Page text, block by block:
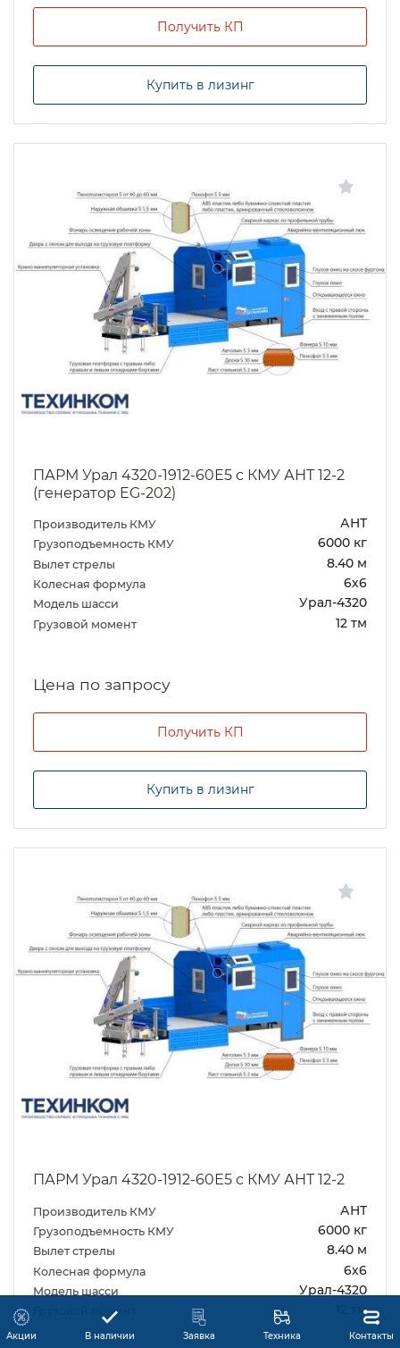
Получить КП
Купить в лизинг
ПАРМ Урал 4320-1912-60Е5 с КМУ АНТ 12-2
(генератор EG-202)
Производитель КМУ АНТ
Грузоподъемность КМУ 6000 кг
Вылет стрелы 8.40 м
Колесная формула 6х6
Модель шасси Урал-4320
Грузовой момент 12 тм
Цена по запросу
Получить КП
Купить в лизинг
ПАРМ Урал 4320-1912-60Е5 с КМУ АНТ 12-2
Производитель КМУ АНТ
Грузоподъемность КМУ 6000 кг
Вылет стрелы 8.40 м
Колесная формула 6х6
Модель шасси Урал-4320
Грузовой момент 12 тм
Акции В наличии Заявка Техника Контакты